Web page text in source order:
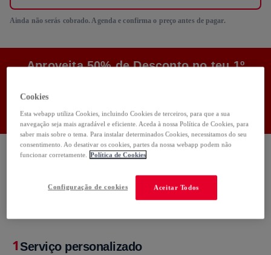
Ainda não serás cobrado. Agenda e confirma o preço antes de pagar.
Aproveita 50% de Desconto no teu 1º
Como funciona
1Serviço personalizado
Cookies
Esta webapp utiliza Cookies, incluindo Cookies de terceiros, para que a sua
navegação seja mais agradável e eficiente. Aceda à nossa Política de Cookies, para
saber mais sobre o tema. Para instalar determinados Cookies, necessitamos do seu
consentimento. Ao desativar os cookies, partes da nossa webapp podem não
funcionar corretamente. Política de Cookies
Aceitar Todos
Configuração de cookies